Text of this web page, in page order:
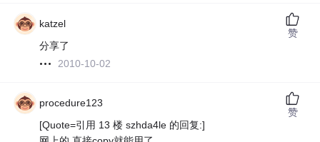
katzel
分享了
2010-10-02
赞
procedure123
[Quote=引用 13 楼 szhda4le 的回复:]
赞